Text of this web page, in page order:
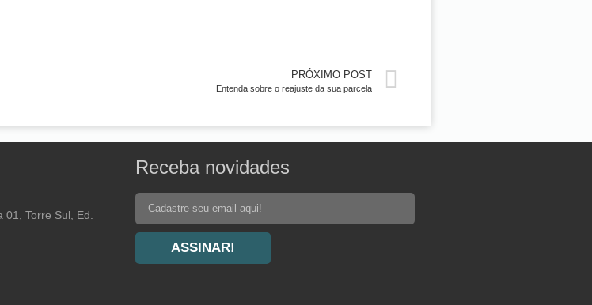
PRÓXIMO POST
Entenda sobre o reajuste da sua parcela
Torre Sul, Ed.
Receba novidades
ASSINAR!